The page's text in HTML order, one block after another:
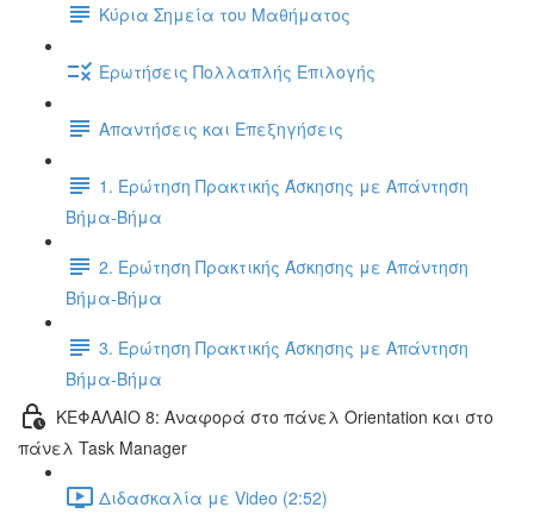
Κύρια Σημεία του Μαθήματος
Ερωτήσεις Πολλαπλής Επιλογής
Απαντήσεις και Επεξηγήσεις
1. Ερώτηση Πρακτικής Άσκησης με Απάντηση
Βήμα-Βήμα
2. Ερώτηση Πρακτικής Άσκησης με Απάντηση
Βήμα-Βήμα
3. Ερώτηση Πρακτικής Άσκησης με Απάντηση
Βήμα-Βήμα
ΚΕΦΑΛΑΙΟ 8: Αναφορά στο πάνελ Orientation και στο
πάνελ Task Manager
Διδασκαλία με Video (2:52)